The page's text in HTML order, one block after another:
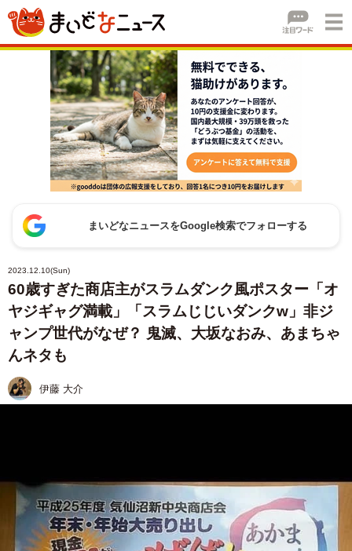
まいどなニュースをGoogle検索でフォローする
2023.12.10(Sun)
60歳すぎた商店主がスラムダンク風ポスター「オ
ヤジギャグ満載」「スラムじじいダンクw」非ジ
ャンプ世代がなぜ？ 鬼滅、大坂なおみ、あまちゃ
んネタも
伊藤 大介